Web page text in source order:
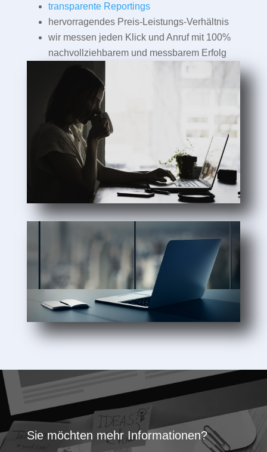
transparente Reportings
hervorragendes Preis-Leistungs-Verhältnis
wir messen jeden Klick und Anruf mit 100%
nachvollziehbarem und messbarem Erfolg
Sie möchten mehr Informationen?